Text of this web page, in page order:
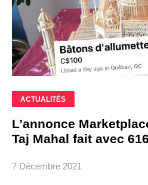
ACTUALITÉS
L’annonce
Taj Mahal fait avec
7 Décembre 2021